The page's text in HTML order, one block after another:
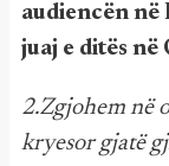
audiencën në
juaj e ditës
2.Zgjohem në
kryesor gjatë